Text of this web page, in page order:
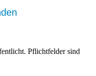
Pflichtfelder sind